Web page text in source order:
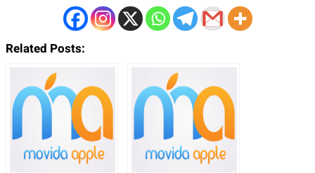
Related Posts: